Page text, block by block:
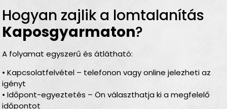
Hogyan zajlik a lomtalanítás
Kaposgyarmaton?
A folyamat egyszerű és átlátható:
• Kapcsolatfelvétel – telefonon vagy online jelezheti az
igényt
• Időpont-egyeztetés – Ön választhatja ki a megfelelő
időpontot